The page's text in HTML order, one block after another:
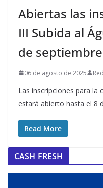
Abiertas las
III Subida al
de septiembre
06 de agosto de 2025
Las inscripciones para la
estará abierto hasta el 8
Read More
CASH FRESH